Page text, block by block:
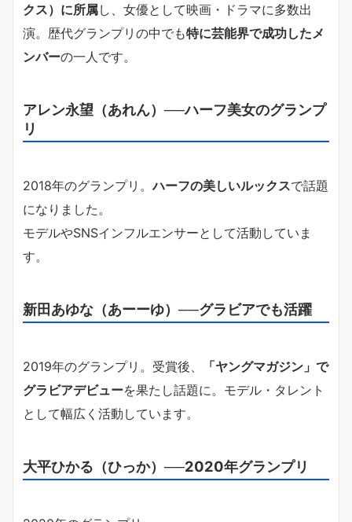
クス）に所属し、女優として映画・ドラマに多数出
演。歴代グランプリの中でも特に芸能界で成功したメ
ンバーの一人です。
アレン永望（あれん）──ハーフ美女のグランプ
リ
2018年のグランプリ。ハーフの美しいルックスで話題
になりました。
モデルやSNSインフルエンサーとして活動していま
す。
新田あゆな（あーーゆ）──グラビアでも活躍
2019年のグランプリ。受賞後、
「ヤングマガジン」で
グラビアデビューを果たし話題に。モデル・タレント
として幅広く活動しています。
大平ひかる（ひっか）──2020年グランプリ